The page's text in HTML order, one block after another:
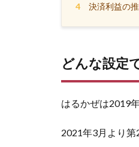
4 決済利益の
どんな設定
はるかぜは2019
2021年3月より第